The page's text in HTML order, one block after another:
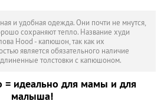
и удобная одежда. Они почти не мнутся,
сохраняют тепло. Название худи
Hood - капюшон, так как их
является обязательного наличие
толстовки с капюшоном.
= идеально для мамы и для
малыша!